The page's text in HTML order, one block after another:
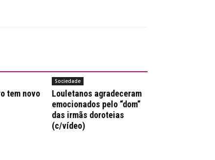
tem novo
Sociedade
Louletanos agradeceram
emocionados pelo “dom”
das irmãs doroteias
(c/vídeo)